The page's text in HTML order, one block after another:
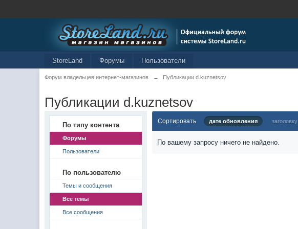
StoreLand Форумы Пользователи
Форум владельцев интернет-магазинов → Публикации d.kuznetsov
Публикации d.kuznetsov
По типу контента
Форумы
Пользователи
По пользователю
Темы и сообщения
Все темы
Все сообщения
Сортировать дате обновления заголовку
По вашему запросу ничего не найдено.